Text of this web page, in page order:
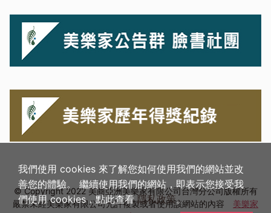
© Copyright 2022 美商亞洲美樂家有限公司台灣分公司版權所有
嚴禁未經美樂家有限公司允許複製或者使用該網站的內容 美樂家
我們使用 cookies 來了解您如何使用我們的網站並改
善您的體驗。 繼續使用我們的網站，即表示您接受我
們使用 cookies，點此查看隱私政策。